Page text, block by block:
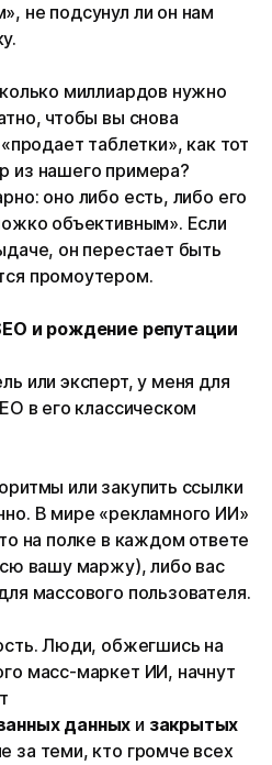
не подсунул ли он нам
миллиардов нужно
чтобы вы снова
таблетки», как тот
из нашего примера?
оно либо есть, либо его
объективным». Если
он перестает быть
промоутером.
и рождение репутации
или эксперт, у меня для
в его классическом
или закупить ссылки
В мире «рекламного ИИ»
на полке в каждом ответе
вашу маржу), либо вас
массового пользователя.
Люди, обжегшись на
масс-маркет ИИ, начнут
данных и закрытых
за теми, кто громче всех